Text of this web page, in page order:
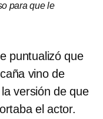
para que le
puntualizó que
vino de
versión de que
el actor.